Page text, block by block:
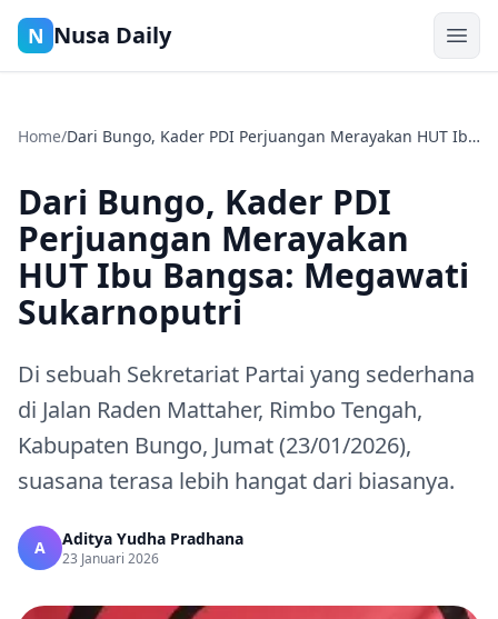
N Nusa Daily
Home/Dari Bungo, Kader PDI Perjuangan Merayakan HUT Ibu
Dari Bungo, Kader PDI
Perjuangan Merayakan
HUT Ibu Bangsa: Megawati
Sukarnoputri
Di sebuah Sekretariat Partai yang sederhana
di Jalan Raden Mattaher, Rimbo Tengah,
Kabupaten Bungo, Jumat (23/01/2026),
suasana terasa lebih hangat dari biasanya.
A Aditya Yudha Pradhana
23 Januari 2026